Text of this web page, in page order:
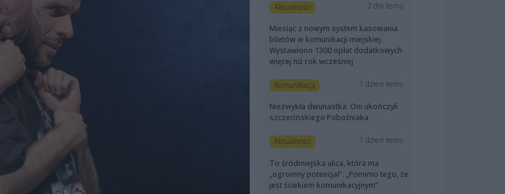
Aktualności 2 dni temu
Miesiąc z nowym system kasowania
biletów w komunikacji miejskiej.
Wystawiono 1300 opłat dodatkowych
więcej niż rok wcześniej
Komunikacja 1 dzień temu
Niezwykła dwunastka. Oni ukończyli
szczecińskiego Pobożniaka
Aktualności 1 dzień temu
To śródmiejska ulica, która ma
„ogromny potencjał”. „Pomimo tego, że
jest ściekiem komunikacyjnym”